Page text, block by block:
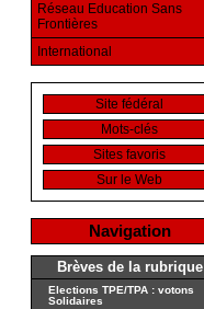
Réseau Education Sans
Frontières
International
Site fédéral
Mots-clés
Sites favoris
Sur le Web
Navigation
Brèves de la rubrique
Elections TPE/TPA : votons
Solidaires